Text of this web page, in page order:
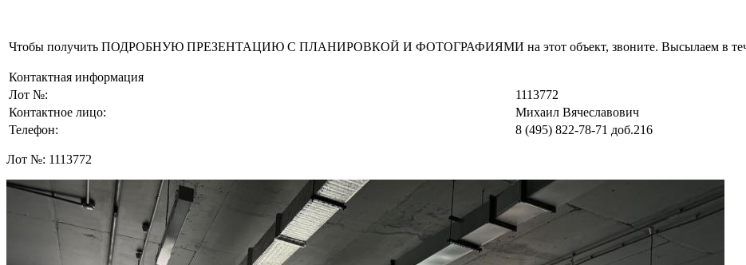
Чтобы получить ПОДРОБНУЮ ПРЕЗЕНТАЦИЮ С ПЛАНИРОВКОЙ И ФОТОГРАФИЯМИ на этот объект, звоните. Высылаем в
Контактная информация
Лот №:
1113772
Контактное лицо:
Михаил Вячеславович
Телефон:
8 (495) 822-78-71 доб.216
Лот №: 1113772